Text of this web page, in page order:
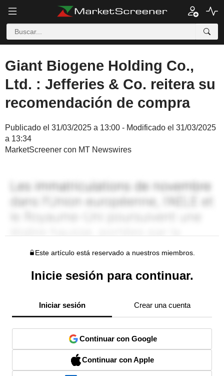
Giant Biogene Holding Co.,
Ltd. : Jefferies & Co. reitera su
recomendación de compra
Publicado el 31/03/2025 a 13:00 - Modificado el 31/03/2025
a 13:34
MarketScreener con MT Newswires
Este artículo está reservado a nuestros miembros.
Inicie sesión para continuar.
Iniciar sesión Crear una cuenta
Continuar con Google
Continuar con Apple